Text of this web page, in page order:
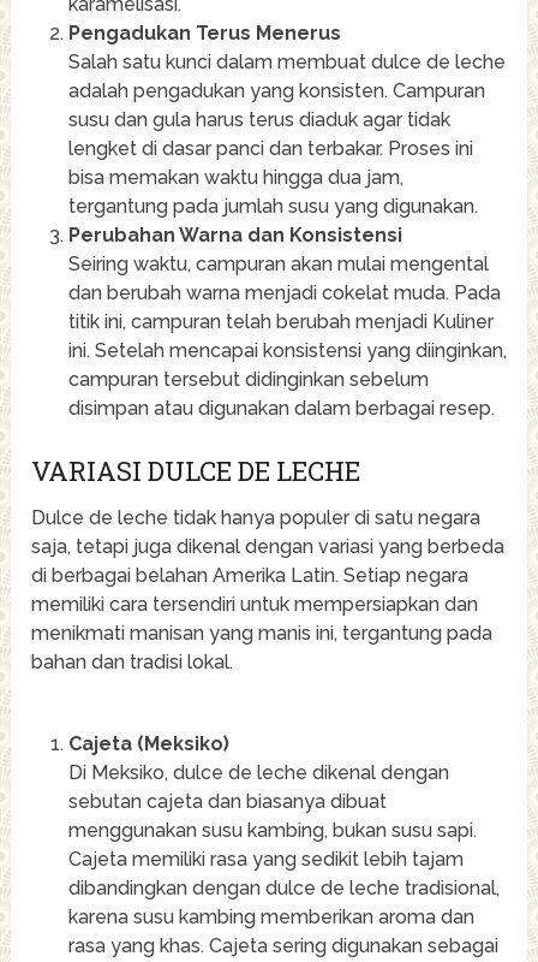
Pengadukan Terus Menerus
Salah satu kunci dalam membuat dulce de leche
adalah pengadukan yang konsisten. Campuran
susu dan gula harus terus diaduk agar tidak
lengket di dasar panci dan terbakar. Proses ini
bisa memakan waktu hingga dua jam,
tergantung pada jumlah susu yang digunakan.
Perubahan Warna dan Konsistensi
Seiring waktu, campuran akan mulai mengental
dan berubah warna menjadi cokelat muda. Pada
titik ini, campuran telah berubah menjadi Kuliner
ini. Setelah mencapai konsistensi yang diinginkan,
campuran tersebut didinginkan sebelum
disimpan atau digunakan dalam berbagai resep.
VARIASI DULCE DE LECHE
Dulce de leche tidak hanya populer di satu negara
saja, tetapi juga dikenal dengan variasi yang berbeda
di berbagai belahan Amerika Latin. Setiap negara
memiliki cara tersendiri untuk mempersiapkan dan
menikmati manisan yang manis ini, tergantung pada
bahan dan tradisi lokal.
Cajeta (Meksiko)
Di Meksiko, dulce de leche dikenal dengan
sebutan cajeta dan biasanya dibuat
menggunakan susu kambing, bukan susu sapi.
Cajeta memiliki rasa yang sedikit lebih tajam
dibandingkan dengan dulce de leche tradisional,
karena susu kambing memberikan aroma dan
rasa yang khas. Cajeta sering digunakan sebagai